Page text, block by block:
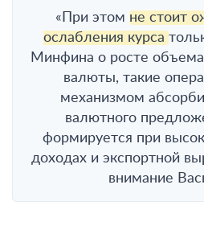
«При этом не стоит
ослабления курса
Минфина о росте
валюты, такие
механизмом
валютного
формируется при
доходах и экспортной
внимание